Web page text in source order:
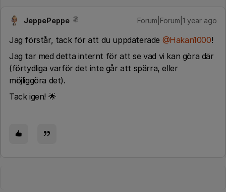
JeppePeppe Forum|Forum|1 year ago
Jag förstår, tack för att du uppdaterade @Hakan1000!
Jag tar med detta internt för att se vad vi kan göra där
(förtydliga varför det inte går att spärra, eller
möjliggöra det).
Tack igen! 🌟